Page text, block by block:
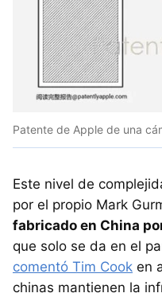
Patente de Apple de una
Este nivel de
por el propio Mark
fabricado en China
que solo se da en el
comentó Tim Cook en
chinas mantienen la